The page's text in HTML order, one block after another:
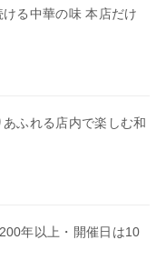
る中華の味 本店だけ
ふれる店内で楽しむ和
年以上・開催日は10